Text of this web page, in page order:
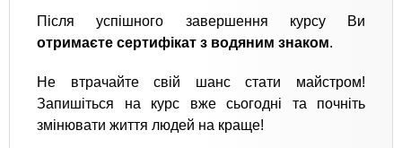
Після успішного завершення курсу Ви
отримаєте сертифікат з водяним знаком.
Не втрачайте свій шанс стати майстром!
Запишіться на курс вже сьогодні та почніть
змінювати життя людей на краще!